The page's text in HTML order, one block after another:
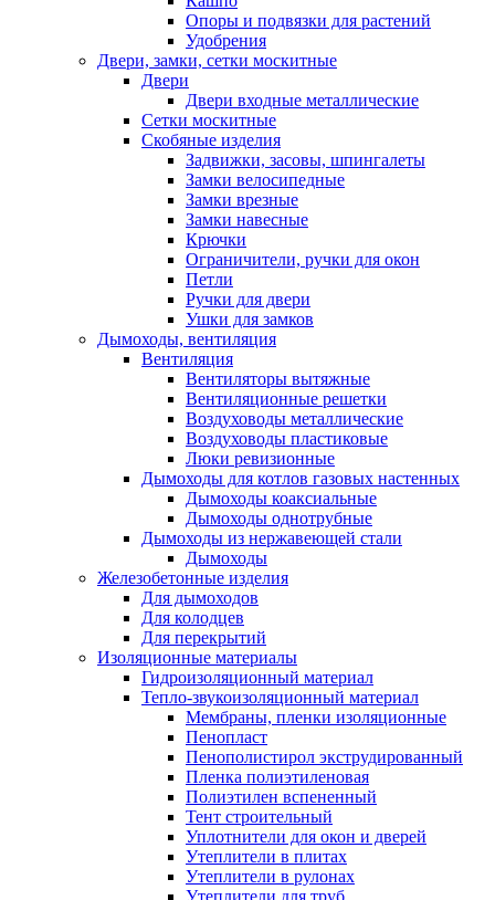
Опоры и подвязки для растений
Удобрения
Двери, замки, сетки москитные
Двери
Двери входные металлические
Сетки москитные
Скобяные изделия
Задвижки, засовы, шпингалеты
Замки велосипедные
Замки врезные
Замки навесные
Крючки
Ограничители, ручки для окон
Петли
Ручки для двери
Ушки для замков
Дымоходы, вентиляция
Вентиляция
Вентиляторы вытяжные
Вентиляционные решетки
Воздуховоды металлические
Воздуховоды пластиковые
Люки ревизионные
Дымоходы для котлов газовых настенных
Дымоходы коаксиальные
Дымоходы однотрубные
Дымоходы из нержавеющей стали
Дымоходы
Железобетонные изделия
Для дымоходов
Для колодцев
Для перекрытий
Изоляционные материалы
Гидроизоляционный материал
Тепло-звукоизоляционный материал
Мембраны, пленки изоляционные
Пенопласт
Пенополистирол экструдированный
Пленка полиэтиленовая
Полиэтилен вспененный
Тент строительный
Уплотнители для окон и дверей
Утеплители в плитах
Утеплители в рулонах
Утеплители для труб